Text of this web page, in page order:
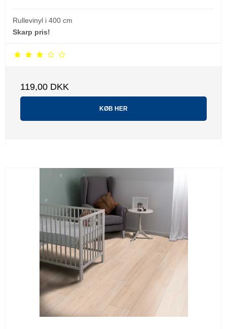
Rullevinyl i 400 cm
Skarp pris!
119,00 DKK
KØB HER